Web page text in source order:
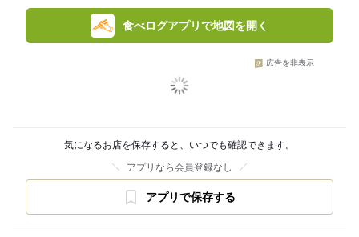
食べログアプリで地図を開く
広告を非表示
気になるお店を保存すると、いつでも確認できます。
アプリなら会員登録なし
アプリで保存する